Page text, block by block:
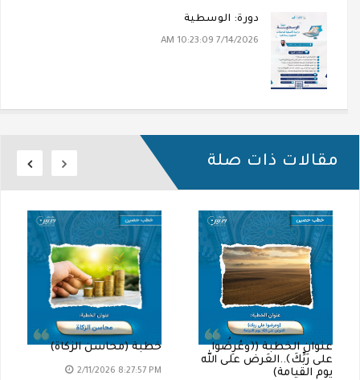
دورة: الوسطية
7/14/2026 10:23:09 AM
مقالات ذات صلة
خطبة (محاسن الزكاة)
2/11/2026 8:27:57 PM
عنوان الخطبة (﴿وعُرِضُوا
على رَبِّكَ﴾..العَرض على الله
يوم القيامة)